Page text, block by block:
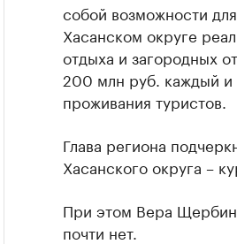
собой возможности
Хасанском округе
отдыха и загородных
200 млн руб. каждый
проживания туристов.
Глава региона
Хасанского округа –
При этом Вера
почти нет.